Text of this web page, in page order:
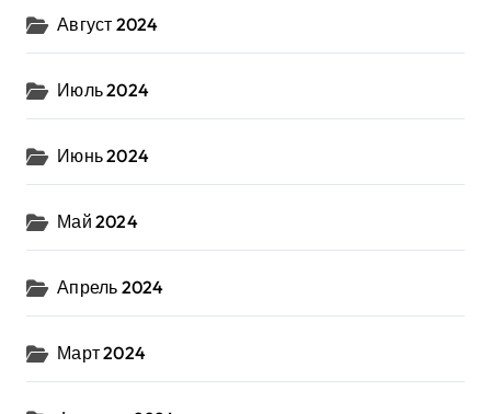
Август 2024
Июль 2024
Июнь 2024
Май 2024
Апрель 2024
Март 2024